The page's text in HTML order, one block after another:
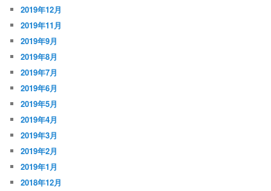
2019年12月
2019年11月
2019年9月
2019年8月
2019年7月
2019年6月
2019年5月
2019年4月
2019年3月
2019年2月
2019年1月
2018年12月